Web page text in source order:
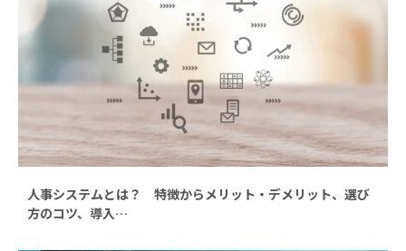
人事システムとは？ 特徴からメリット・デメリット、選び
方のコツ、導入…